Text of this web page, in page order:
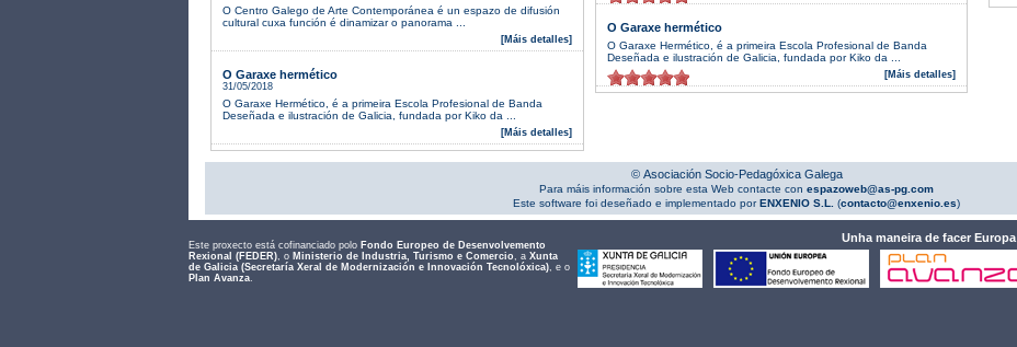
O Centro Galego de Arte Contemporánea é un espazo de difusión
cultural cuxa función é dinamizar o panorama ...
[Máis detalles]
O Garaxe hermético
31/05/2018
O Garaxe Hermético, é a primeira Escola Profesional de Banda
Deseñada e ilustración de Galicia, fundada por Kiko da ...
[Máis detalles]
O Garaxe hermético
O Garaxe Hermético, é a primeira Escola Profesional de Banda
Deseñada e ilustración de Galicia, fundada por Kiko da ...
[Máis detalles]
© Asociación Socio-Pedagóxica Galega
Para máis información sobre esta Web contacte con espazoweb@as-pg.com
Este software foi deseñado e implementado porENXENIO S.L. (contacto@enxenio.es)
Este proxecto está cofinanciado polo Fondo Europeo de Desenvolvemento
Rexional (FEDER), o Ministerio de Industria, Turismo e Comercio, a Xunta
de Galicia (Secretaría Xeral de Modernización e Innovación Tecnolóxica), e o
Plan Avanza.
Unha maneira de facer Europa